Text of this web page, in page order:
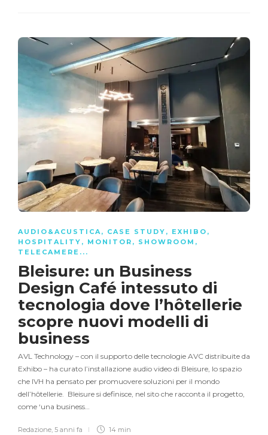
AUDIO&ACUSTICA, CASE STUDY , EXHIBO ,
HOSPITALITY , MONITOR , SHOWROOM ,
TELECAMERE ...
Bleisure: un Business
Design Café intessuto di
tecnologia dove l’hôtellerie
scopre nuovi modelli di
business
AVL Technology – con il supporto delle tecnologie AVC distribuite da
Exhibo – ha curato l’installazione audio video di Bleisure, lo spazio
che IVH ha pensato per promuovere soluzioni per il mondo
dell’hôtellerie. Bleisure si definisce, nel sito che racconta il progetto,
come ‘una business…
Redazione, 5 anni fa 14 min